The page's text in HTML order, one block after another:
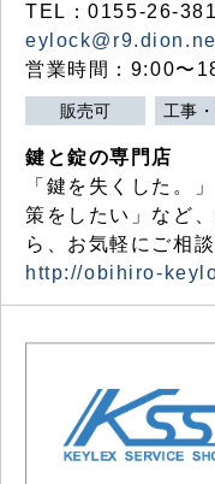
TEL：0155-26-
営業時間：9:00〜
販売可 工事
鍵と錠の専門店
「鍵を失くした。
策をしたい」など
ら、お気軽にご相談
http://obihiro-